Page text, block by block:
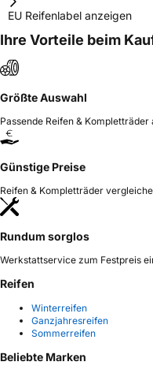
EU Reifenlabel anzeigen
Ihre Vorteile beim
Größte Auswahl
Passende Reifen &
Günstige Preise
Reifen & Kompletträder
Rundum sorglos
Werkstattservice zum Festpreis
Reifen
Winterreifen
Ganzjahresreifen
Sommerreifen
Beliebte Marken